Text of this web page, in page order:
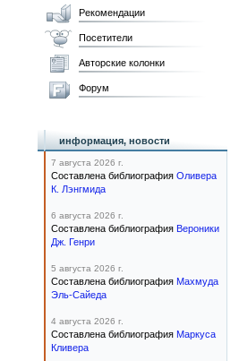
Рекомендации
Посетители
Авторские колонки
Форум
информация, новости
7 августа 2026 г.
Составлена библиография Оливера
К. Лэнгмида
6 августа 2026 г.
Составлена библиография Вероники
Дж. Генри
5 августа 2026 г.
Составлена библиография Махмуда
Эль-Сайеда
4 августа 2026 г.
Составлена библиография Маркуса
Кливера